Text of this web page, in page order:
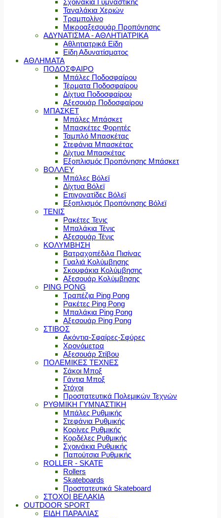
Σχοινάκια Γυμναστικής
Ταναλάκια Χεριών
Τραμπολίνο
Μικροαξεσουάρ Προπόνησης
ΑΔΥΝΑΤΙΣΜΑ - ΑΘΛΗΤΙΑΤΡΙΚΑ
Αθλητιατρικά Είδη
Είδη Αδυνατίσματος
ΑΘΛΗΜΑΤΑ
ΠΟΔΟΣΦΑΙΡΟ
Μπάλες Ποδοσφαίρου
Τέρματα Ποδοσφαίρου
Δίχτυα Ποδοσφαίρου
Αξεσουάρ Ποδοσφαίρου
ΜΠΑΣΚΕΤ
Μπάλες Μπάσκετ
Μπασκέτες Φορητές
Ταμπλό Μπασκέτας
Στεφάνια Μπασκέτας
Δίχτυα Μπασκέτας
Εξοπλισμός Προπόνησης Μπάσκετ
ΒΟΛΛΕΥ
Μπάλες Βόλεϊ
Δίχτυα Βόλεϊ
Επιγονατίδες Βόλεϊ
Εξοπλισμός Προπόνησης Βόλεϊ
ΤΕΝΙΣ
Ρακέτες Τενις
Μπαλάκια Τένις
Αξεσουάρ Τένις
ΚΟΛΥΜΒΗΣΗ
Βατραχοπέδιλα Πισίνας
Γυαλιά Κολύμβησης
Σκουφάκια Κολύμβησης
Αξεσουάρ Κολύμβησης
PING PONG
Τραπέζια Ping Pong
Ρακέτες Ping Pong
Μπαλάκια Ping Pong
Αξεσουάρ Ping Pong
ΣΤΙΒΟΣ
Ακόντια-Σφαίρες-Σφύρες
Χρονόμετρα
Αξεσουάρ Στίβου
ΠΟΛΕΜΙΚΕΣ ΤΕΧΝΕΣ
Σάκοι Μποξ
Γάντια Μποξ
Στόχοι
Προστατευτικά Πολεμικών Τεχνών
ΡΥΘΜΙΚΗ ΓΥΜΝΑΣΤΙΚΗ
Μπάλες Ρυθμικής
Στεφάνια Ρυθμικής
Κορίνες Ρυθμικής
Κορδέλες Ρυθμικής
Σχοινάκια Ρυθμικής
Παπούτσια Ρυθμικής
ROLLER - SKATE
Rollers
Skateboards
Προστατευτικά Skateboard
ΣΤΟΧΟΙ ΒΕΛΑΚΙΑ
OUTDOOR SPORT
ΕΙΔΗ ΠΑΡΑΛΙΑΣ